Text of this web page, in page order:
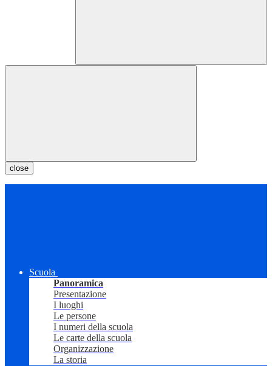
close
Scuola
Panoramica
Presentazione
I luoghi
Le persone
I numeri della scuola
Le carte della scuola
Organizzazione
La storia